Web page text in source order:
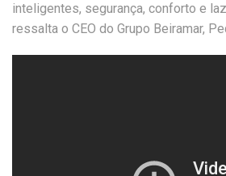
inteligentes, segurança, conforto e
ressalta o CEO do Grupo Beiramar,